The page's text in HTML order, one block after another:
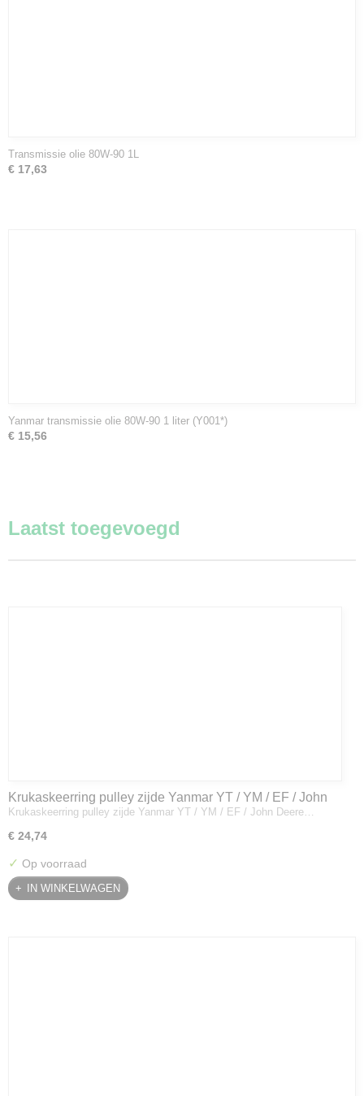
Transmissie olie 80W-90 1L
€ 17,63
Yanmar transmissie olie 80W-90 1 liter (Y001*)
€ 15,56
Laatst toegevoegd
Krukaskeerring pulley zijde Yanmar YT / YM / EF / John
Deere - 119934-01800
Krukaskeerring pulley zijde Yanmar YT / YM / EF / John Deere…
€ 24,74
✓ Op voorraad
IN WINKELWAGEN